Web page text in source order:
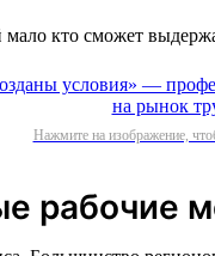
кто сможет
Нажмите на изображение,
рабочие